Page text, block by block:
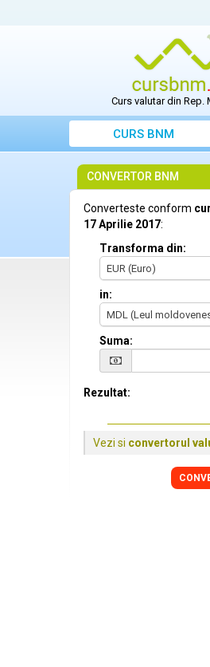
Curs valutar din Rep.
CURS BNM
CONVERTOR BNM
Converteste conform
17 Aprilie 2017:
Transforma din:
EUR (Euro)
in:
MDL (Leul
Suma:
Rezultat:
Vezi si convertorul